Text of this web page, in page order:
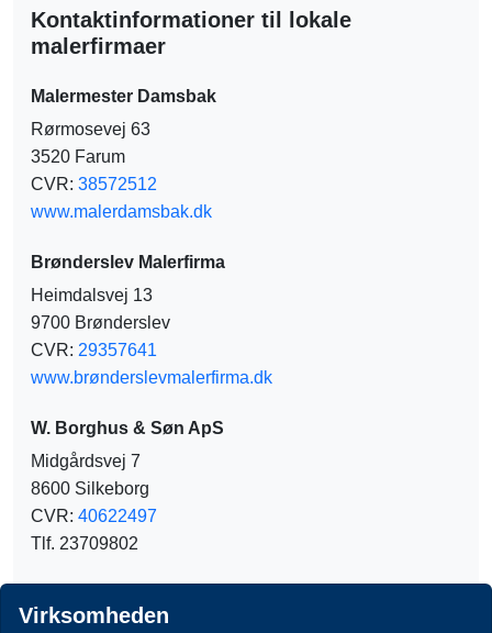
Kontaktinformationer til lokale
malerfirmaer
Malermester Damsbak
Rørmosevej 63
3520 Farum
CVR: 38572512
www.malerdamsbak.dk
Brønderslev Malerfirma
Heimdalsvej 13
9700 Brønderslev
CVR: 29357641
www.brønderslevmalerfirma.dk
W. Borghus & Søn ApS
Midgårdsvej 7
8600 Silkeborg
CVR: 40622497
Tlf. 23709802
Virksomheden